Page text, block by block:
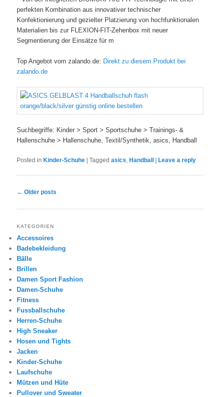
perfekten Kombination aus innovativer technischer
Konfektionierung und gezielter Platzierung von hochfunktionalen
Materialien bis zur FLEXION-FIT-Zehenbox mit neuer
Segmentierung der Einsätze für m
Top Angebot vom zalando.de: Direkt zu diesem Produkt bei
zalando.de
Suchbegriffe: Kinder > Sport > Sportschuhe > Trainings- &
Hallenschuhe > Hallenschuhe, Textil/Synthetik, asics, Handball
Posted in Kinder-Schuhe |Tagged asics, Handball Leave a reply
Post navigation
← Older posts
KATEGORIEN
Accessoires
Badebekleidung
Bälle
Brillen
Damen Sport Fashion
Damen-Schuhe
Fitness
Fussballschuhe
Herren-Schuhe
High Sneaker
Hosen und Tights
Jacken
Kinder-Schuhe
Laufschuhe
Mützen und Hüte
Pullover und Sweater